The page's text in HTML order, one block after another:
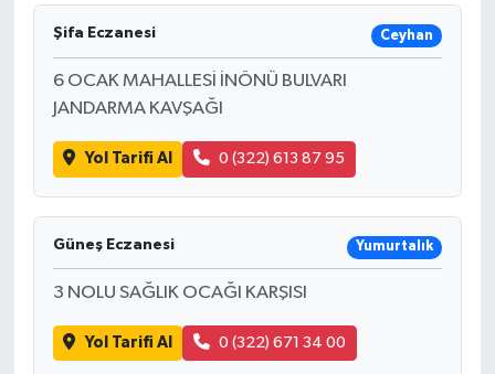
Şifa Eczanesi Ceyhan
6 OCAK MAHALLESİ İNÖNÜ BULVARI
JANDARMA KAVŞAĞI
Yol Tarifi Al 0 (322) 613 87 95
Güneş Eczanesi Yumurtalık
3 NOLU SAĞLIK OCAĞI KARŞISI
Yol Tarifi Al 0 (322) 671 34 00